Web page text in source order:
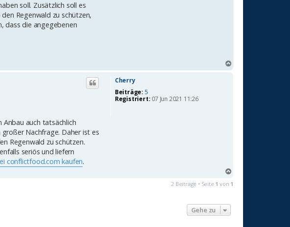
soll. Zusätzlich soll es
Regenwald zu schützen,
dass die angegebenen
Cherry
Beiträge: 5
Registriert: 07 Jun 2021 11:26
Anbau auch tatsächlich
Nachfrage. Daher ist es
Regenwald zu schützen.
seriös und liefern
conflictfood.com kaufen.
2 Beiträge • Seite 1 von 1
Gehe zu